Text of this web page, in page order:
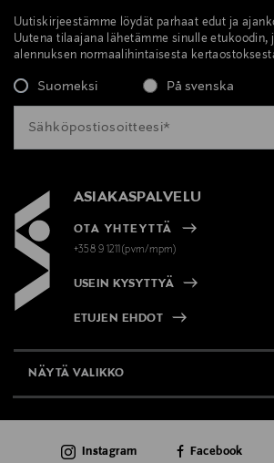
Uutiskirjeestämme löydät parhaat edut ja
Uutena tilaajana lähetämme sinulle etukoodin,
alennuksen normaalihintaisesta
Suomeksi På svenska
ASIAKASPALVELU
OTA YHTEYTTÄ
+358 9 1211(pvm/mpm)
USEIN KYSYTTYÄ
ETUJEN EHDOT
NÄYTÄ VALIKKO
AJANKOHTAISTA
Instagram Facebook